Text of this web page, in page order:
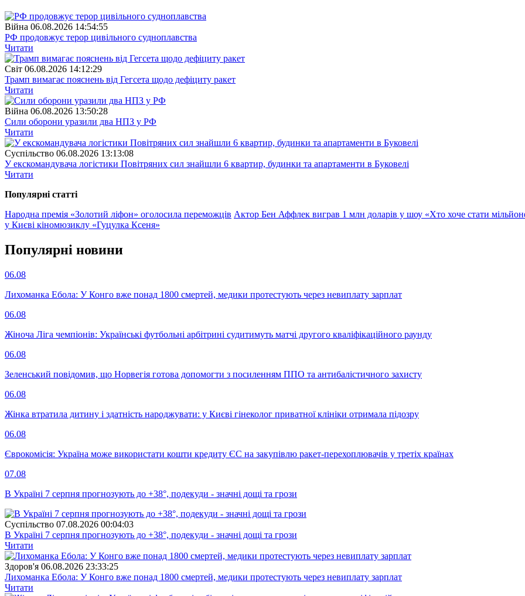
Війна 06.08.2026 14:54:55
РФ продовжує терор цивільного судноплавства
Читати
Свiт 06.08.2026 14:12:29
Трамп вимагає пояснень від Гегсета щодо дефіциту ракет
Читати
Війна 06.08.2026 13:50:28
Сили оборони уразили два НПЗ у РФ
Читати
Суспiльство 06.08.2026 13:13:08
У екскомандувача логістики Повітряних сил знайшли 6 квартир, будинки та апартаменти в Буковелі
Читати
Популярнi статтi
Народна премія «Золотий ліфон» оголосила переможців Актор Бен Аффлек виграв 1 млн доларів у шоу «Хто хоче стати
у Києві кіномюзиклу «Гуцулка Ксеня»
Популярнi новини
06.08
Лихоманка Ебола: У Конго вже понад 1800 смертей, медики протестують через невиплату зарплат
06.08
Жіноча Ліга чемпіонів: Українські футбольні арбітрині судитимуть матчі другого кваліфікаційного раунду
06.08
Зеленський повідомив, що Норвегія готова допомогти з посиленням ППО та антибалістичного захисту
06.08
Жінка втратила дитину і здатність народжувати: у Києві гінеколог приватної клініки отримала підозру
06.08
Єврокомісія: Україна може використати кошти кредиту ЄС на закупівлю ракет-перехоплювачів у третіх країнах
07.08
В Україні 7 серпня прогнозують до +38°, подекуди - значні дощі та грози
Суспiльство 07.08.2026 00:04:03
В Україні 7 серпня прогнозують до +38°, подекуди - значні дощі та грози
Читати
Здоров'я 06.08.2026 23:33:25
Лихоманка Ебола: У Конго вже понад 1800 смертей, медики протестують через невиплату зарплат
Читати